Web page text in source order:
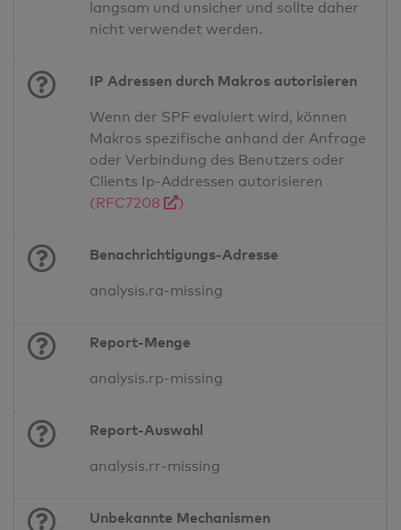
langsam und unsicher und sollte daher
nicht verwendet werden.
IP Adressen durch Makros autorisieren
Wenn der SPF evaluiert wird, können
Makros spezifische anhand der Anfrage
oder Verbindung des Benutzers oder
Clients Ip-Addressen autorisieren
(RFC7208
)
Benachrichtigungs-Adresse
analysis.ra-missing
Report-Menge
analysis.rp-missing
Report-Auswahl
analysis.rr-missing
Unbekannte Mechanismen